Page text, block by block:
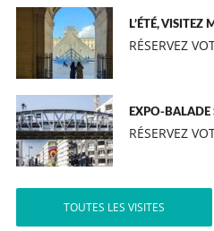
L’ÉTÉ, VISITEZ
RÉSERVEZ
EXPO-BALADE
RÉSERVEZ
TOUTES LES VISITES